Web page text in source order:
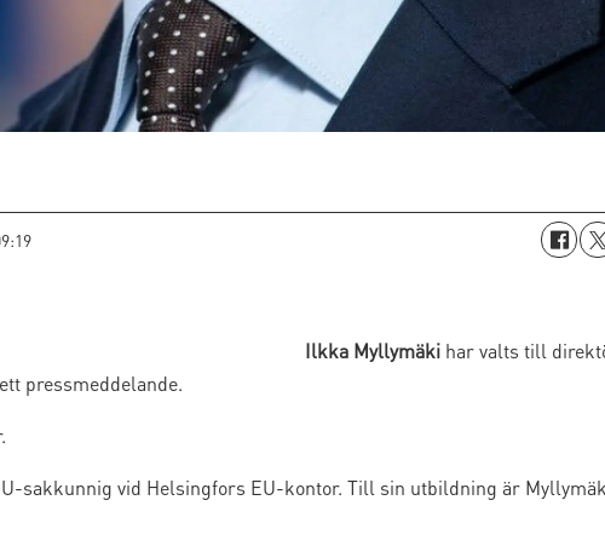
Ilkka Myllymäki har valts till
pressmeddelande.
sakkunnig vid Helsingfors EU-kontor. Till sin utbildning är